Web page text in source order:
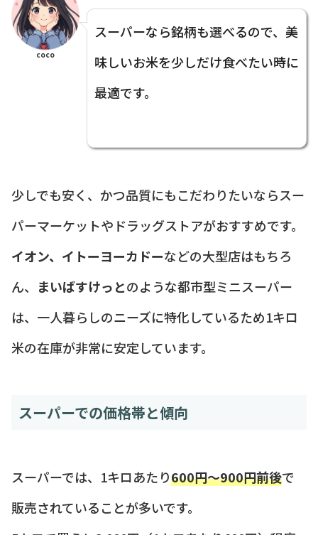
coco
スーパーなら銘柄も選べるので、美
味しいお米を少しだけ食べたい時に
最適です。
少しでも安く、かつ品質にもこだわりたいならスー
パーマーケットやドラッグストアがおすすめです。
イオン、イトーヨーカドーなどの大型店はもちろ
ん、 まいばすけっとのような都市型ミニスーパー
は、一人暮らしのニーズに特化しているため1キロ
米の在庫が非常に安定しています。
スーパーでの価格帯と傾向
スーパーでは、1キロあたり600円〜900円前後で
販売されていることが多いです。